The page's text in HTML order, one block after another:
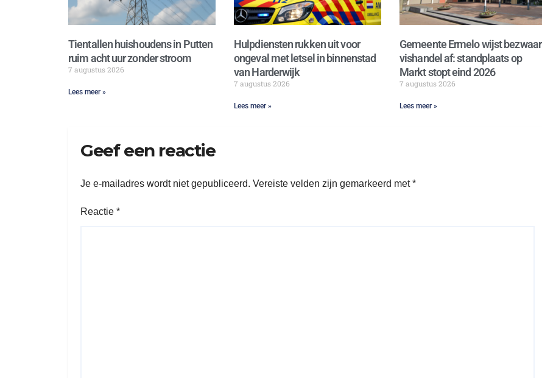
Tientallen huishoudens in Putten
ruim acht uur zonder stroom
7 augustus 2026
Lees meer »
Hulpdiensten rukken uit voor
ongeval met letsel in binnenstad
van Harderwijk
7 augustus 2026
Lees meer »
Gemeente Ermelo wijst bezwaar
vishandel af: standplaats op
Markt stopt eind 2026
7 augustus 2026
Lees meer »
Geef een reactie
Je e-mailadres wordt niet gepubliceerd. Vereiste velden zijn gemarkeerd met*
Reactie *